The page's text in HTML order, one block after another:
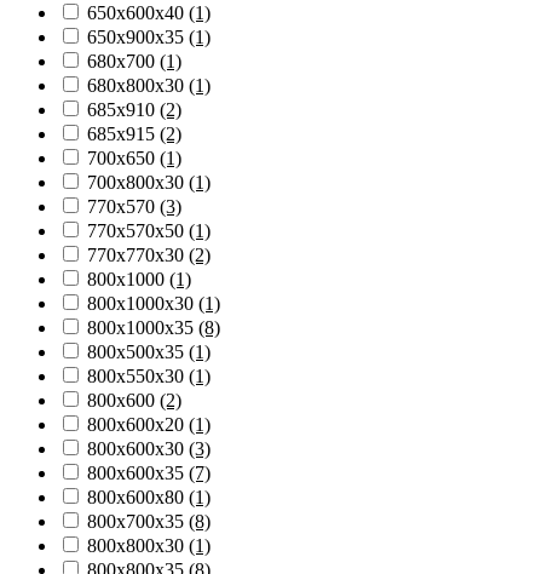
650х600х40 (1)
650х900х35 (1)
680х700 (1)
680х800х30 (1)
685х910 (2)
685х915 (2)
700х650 (1)
700х800х30 (1)
770х570 (3)
770х570х50 (1)
770х770х30 (2)
800х1000 (1)
800х1000х30 (1)
800х1000х35 (8)
800х500х35 (1)
800х550х30 (1)
800х600 (2)
800х600х20 (1)
800х600х30 (3)
800х600х35 (7)
800х600х80 (1)
800х700х35 (8)
800х800х30 (1)
800х800х35 (8)